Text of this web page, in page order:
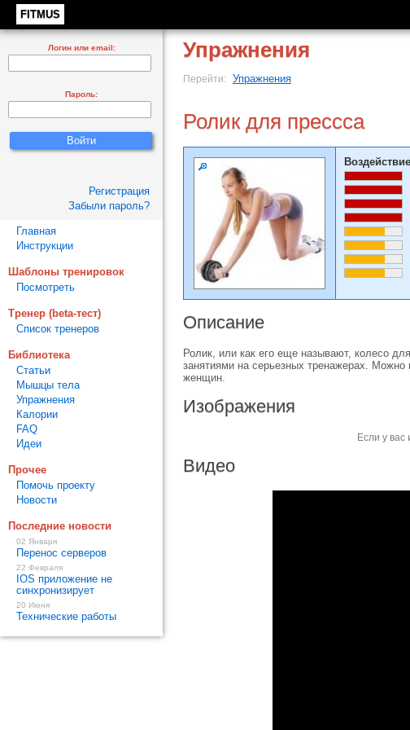
FITMUS
Упражнения
Перейти: Упражнения
Ролик для прессса
Описание
Ролик, или как его еще называют, колесо
занятиями на серьезных тренажерах. Можно
женщин.
Изображения
Если у
Видео
Логин или email:
Пароль:
Регистрация
Забыли пароль?
Главная
Инструкции
Шаблоны тренировок
Посмотреть
Тренер (beta-тест)
Список тренеров
Библиотека
Статьи
Мышцы тела
Упражнения
Калории
FAQ
Идеи
Прочее
Помочь проекту
Новости
Последние новости
02 Января
Перенос серверов
22 Февраля
IOS приложение не
синхронизирует
20 Июня
Технические работы